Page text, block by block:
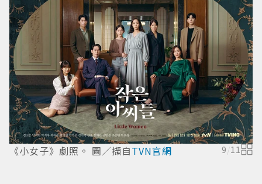
《小女子》劇照。 圖／擷自TVN官網 9 /11